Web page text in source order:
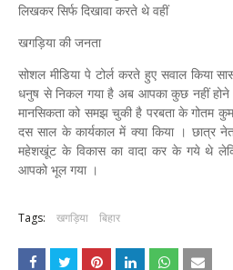
लिखकर सिर्फ दिखावा करते थे वहीं
खगड़िया की जनता
सोशल मीडिया पे टोर्ल करते हुए सवाल किया
धनुष से निकल गया है अब आपका कुछ नहीं होने
मानसिकता को समझ चुकी है परबता के गोतम
दस साल के कार्यकाल में क्या किया । छात्र
महेशखूंट के विकास का वादा कर के गये थे
आपको भूल गया ।
Tags: खगड़िया बिहार